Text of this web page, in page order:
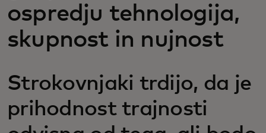
ospredju tehnologija,
skupnost in nujnost
Strokovnjaki trdijo, da je
prihodnost trajnosti